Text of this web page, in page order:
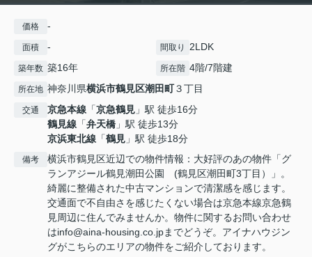
価格 -
面積 - 間取り 2LDK
築年数 築16年 所在階 4階/7階建
所在地 神奈川県横浜市鶴見区潮田町３丁目
交通 京急本線 「京急鶴見 」駅 徒歩16分
鶴見線 「弁天橋 」駅 徒歩13分
京浜東北線 「鶴見 」駅 徒歩18分
備考
横浜市鶴見区近辺での物件情報：大好評のあの物件「グ
ランアジール鶴見潮田公園 (鶴見区潮田町3丁目）」。
綺麗に整備された中古マンションで清潔感を感じます。
交通面で不自由さを感じたくない場合は京急本線京急鶴
見周辺に住んでみませんか。物件に関するお問い合わせ
はinfo@aina-housing.co.jpまでどうぞ。アイナハウジン
グがこちらのエリアの物件をご紹介しております。